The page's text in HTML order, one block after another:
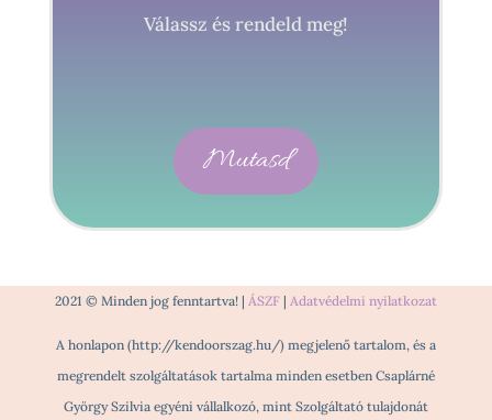
Válassz és rendeld meg!
Mutasd
2021 © Minden jog fenntartva! | ÁSZF| Adatvédelmi nyilatkozat
A honlapon (http://kendoorszag.hu/) megjelenő tartalom, és a
megrendelt szolgáltatások tartalma minden esetben Csaplárné
György Szilvia egyéni vállalkozó, mint Szolgáltató tulajdonát